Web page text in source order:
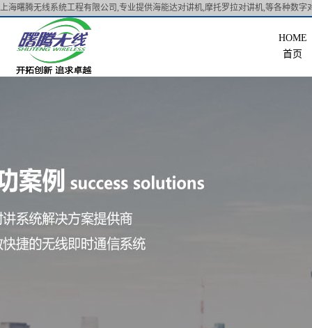
上海曙腾无线系统工程有限公司,专业提供海能达对讲机,摩托罗拉对讲机,等各种数字
首页